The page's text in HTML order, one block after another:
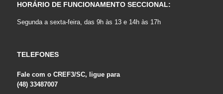
HORÁRIO DE FUNCIONAMENTO SECCIONAL:
Segunda a sexta-feira, das 9h às 13 e 14h às 17h
TELEFONES
Fale com o CREF3/SC, ligue para
(48) 33487007